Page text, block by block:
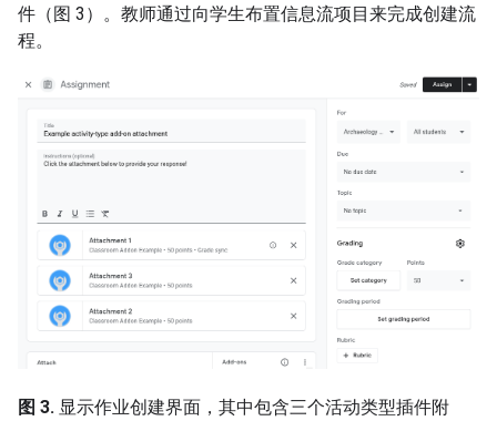
件（图 3）。教师通过向学生布置信息流项目来完成创建流
程。
图 3. 显示作业创建界面，其中包含三个活动类型插件附